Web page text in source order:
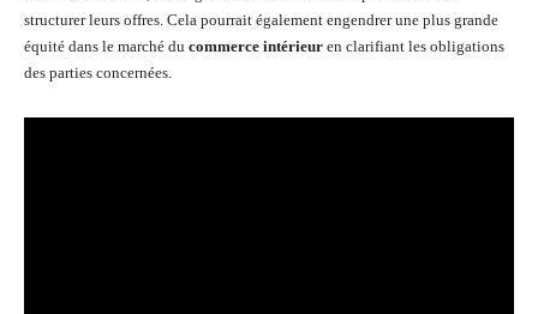
structurer leurs offres. Cela pourrait également engendrer une plus grande
équité dans le marché du commerce intérieur en clarifiant les obligations
des parties concernées.